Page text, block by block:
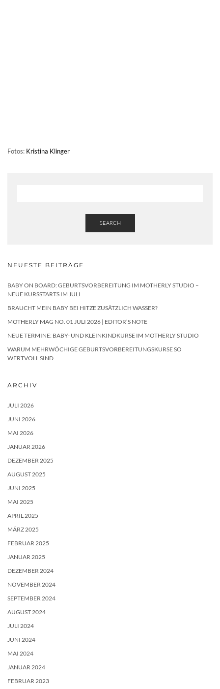
Fotos: Kristina Klinger
SEARCH
NEUESTE BEITRÄGE
BABY ON BOARD: GEBURTSVORBEREITUNG IM MOTHERLY STUDIO –
NEUE KURSSTARTS IM JULI
BRAUCHT MEIN BABY BEI HITZE ZUSÄTZLICH WASSER?
MOTHERLY MAG NO. 01 JULI 2026 | EDITOR’S NOTE
NEUE TERMINE: BABY- UND KLEINKINDKURSE IM MOTHERLY STUDIO
WARUM MEHRWÖCHIGE GEBURTSVORBEREITUNGSKURSE SO
WERTVOLL SIND
ARCHIV
JULI 2026
JUNI 2026
MAI 2026
JANUAR 2026
DEZEMBER 2025
AUGUST 2025
JUNI 2025
MAI 2025
APRIL 2025
MÄRZ 2025
FEBRUAR 2025
JANUAR 2025
DEZEMBER 2024
NOVEMBER 2024
SEPTEMBER 2024
AUGUST 2024
JULI 2024
JUNI 2024
MAI 2024
JANUAR 2024
FEBRUAR 2023